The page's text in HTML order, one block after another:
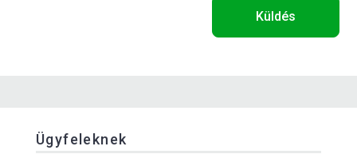
Küldés
Ügyfeleknek